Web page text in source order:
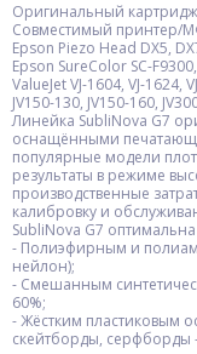
Оригинальный
Совместимый принтер/
Epson Piezo Head DX5,
Epson SureColor SC-
ValueJet VJ-1604, VJ-1624,
JV150-130, JV150-160,
Линейка SubliNova G7
оснащёнными
популярные модели
результаты в режиме
производственные
калибровку и
SubliNova G7
- Полиэфирным и
нейлон);
- Смешанным
60%;
- Жёстким пластиковым
скейтборды, серфборды